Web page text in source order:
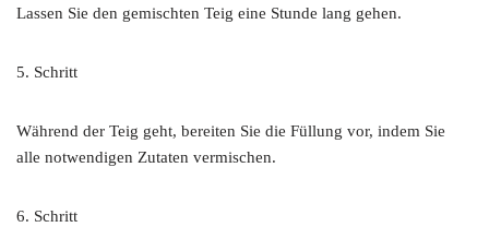
Lassen Sie den gemischten Teig eine Stunde lang gehen.
5. Schritt
Während der Teig geht, bereiten Sie die Füllung vor, indem Sie
alle notwendigen Zutaten vermischen.
6. Schritt